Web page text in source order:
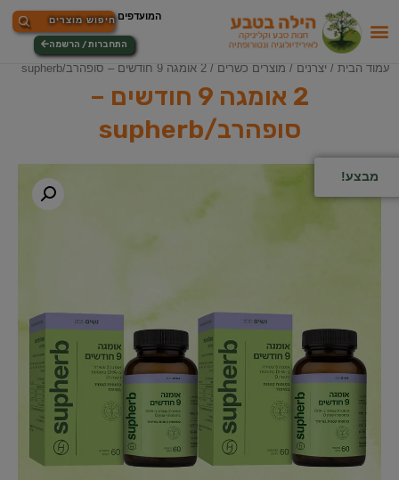
התחברות / הרשמה
עמוד הבית / יצרנים / מוצרים כשרים / 2 אומגה 9 חודשים – סופהרב/supherb
2 אומגה 9 חודשים –
סופהרב/supherb
מבצע!